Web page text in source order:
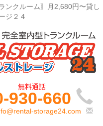
ンクルーム〗月2,680円〜貸し
ジ２４
930-660
storage24.com